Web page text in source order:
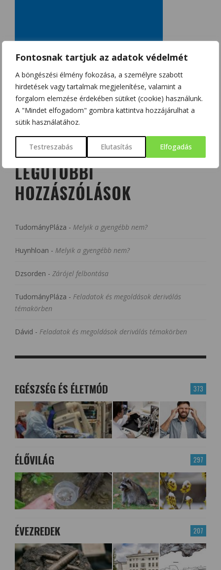
Fontosnak tartjuk az adatok védelmét
A böngészési élmény fokozása, a személyre szabott
hirdetések vagy tartalmak megjelenítése, valamint a
forgalom elemzése érdekében sütiket (cookie) használunk.
A "Mindet elfogadom" gombra kattintva hozzájárulhat a
sütik használatához.
Testreszabás Elutasítás Elfogadás
LEGUTÓBBI
HOZZÁSZÓLÁSOK
TudományPláza - Melyik a gyengébb nem?
Huynhloan - Melyik a gyengébb nem?
Dzsorden - Zárójel felbontása
TudományPláza - Feladatok és megoldások deriválás
témakörben
Dávid - Feladatok és megoldások deriválás témakörben
373
EGÉSZSÉG ÉS ÉLETMÓD
297
ÉLŐVILÁG
207
ÉVEZREDEK